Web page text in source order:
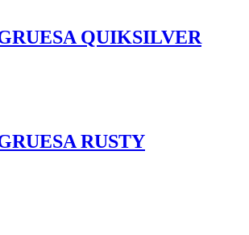
QUIKSILVER
RUSTY